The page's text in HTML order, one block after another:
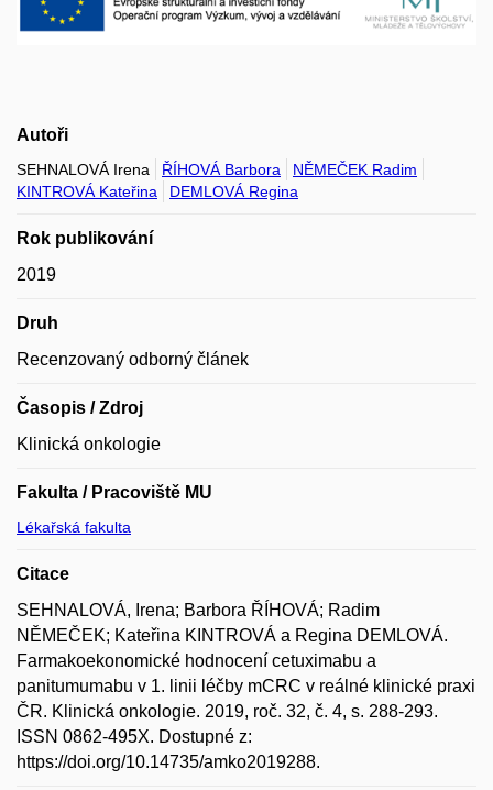
Autoři
SEHNALOVÁ Irena ŘÍHOVÁ Barbora
NĚMEČEK Radim
KINTROVÁ Kateřina
DEMLOVÁ Regina
Rok publikování
2019
Druh
Recenzovaný odborný článek
Časopis / Zdroj
Klinická onkologie
Fakulta / Pracoviště MU
Lékařská fakulta
Citace
SEHNALOVÁ, Irena; Barbora ŘÍHOVÁ; Radim
NĚMEČEK; Kateřina KINTROVÁ a Regina DEMLOVÁ.
Farmakoekonomické hodnocení cetuximabu a
panitumumabu v 1. linii léčby mCRC v reálné klinické praxi
ČR. Klinická onkologie. 2019, roč. 32, č. 4, s. 288-293.
ISSN 0862-495X. Dostupné z:
https://doi.org/10.14735/amko2019288.